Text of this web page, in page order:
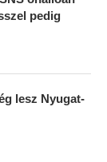
pedig
lesz Nyugat-